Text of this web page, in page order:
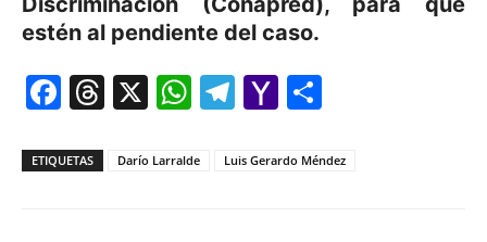
estén al pendiente del caso.
Facebook
Threads
X WhatsApp
Telegram
Yahoo
ETIQUETAS Darío Larralde Luis Gerardo Méndez